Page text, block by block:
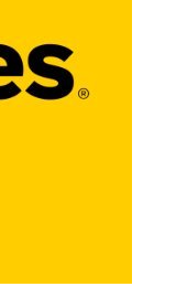
d'Utilisation
reserved